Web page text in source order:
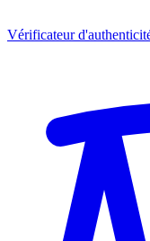
Vérificateur